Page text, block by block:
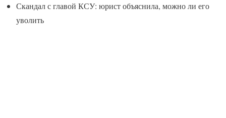
Скандал с главой КСУ: юрист объяснила, можно ли его
уволить